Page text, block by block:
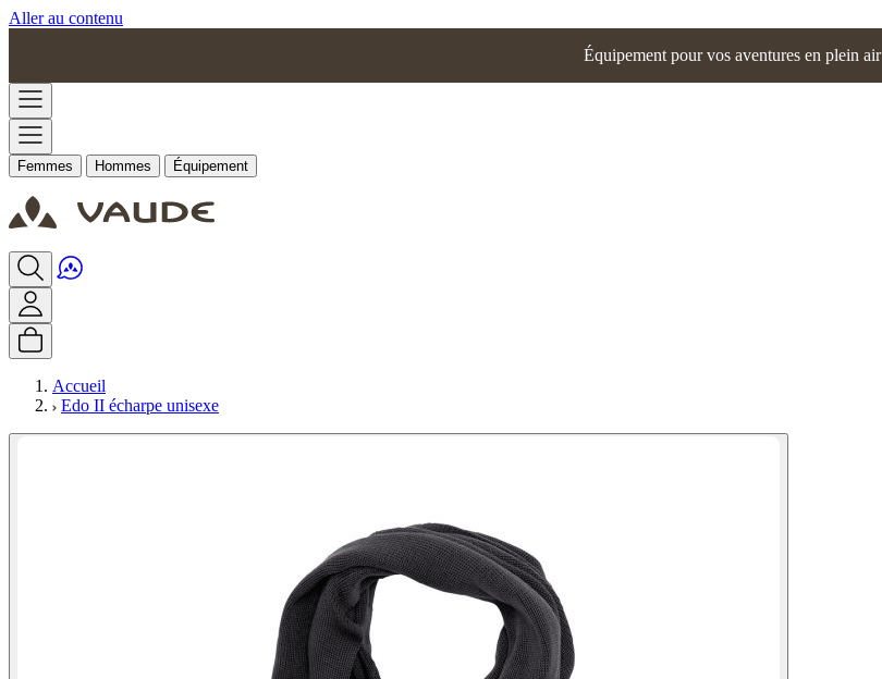
Aller au contenu
Équipement pour vos aventures en plein air
Femmes Hommes Équipement
Accueil
Edo II écharpe unisexe